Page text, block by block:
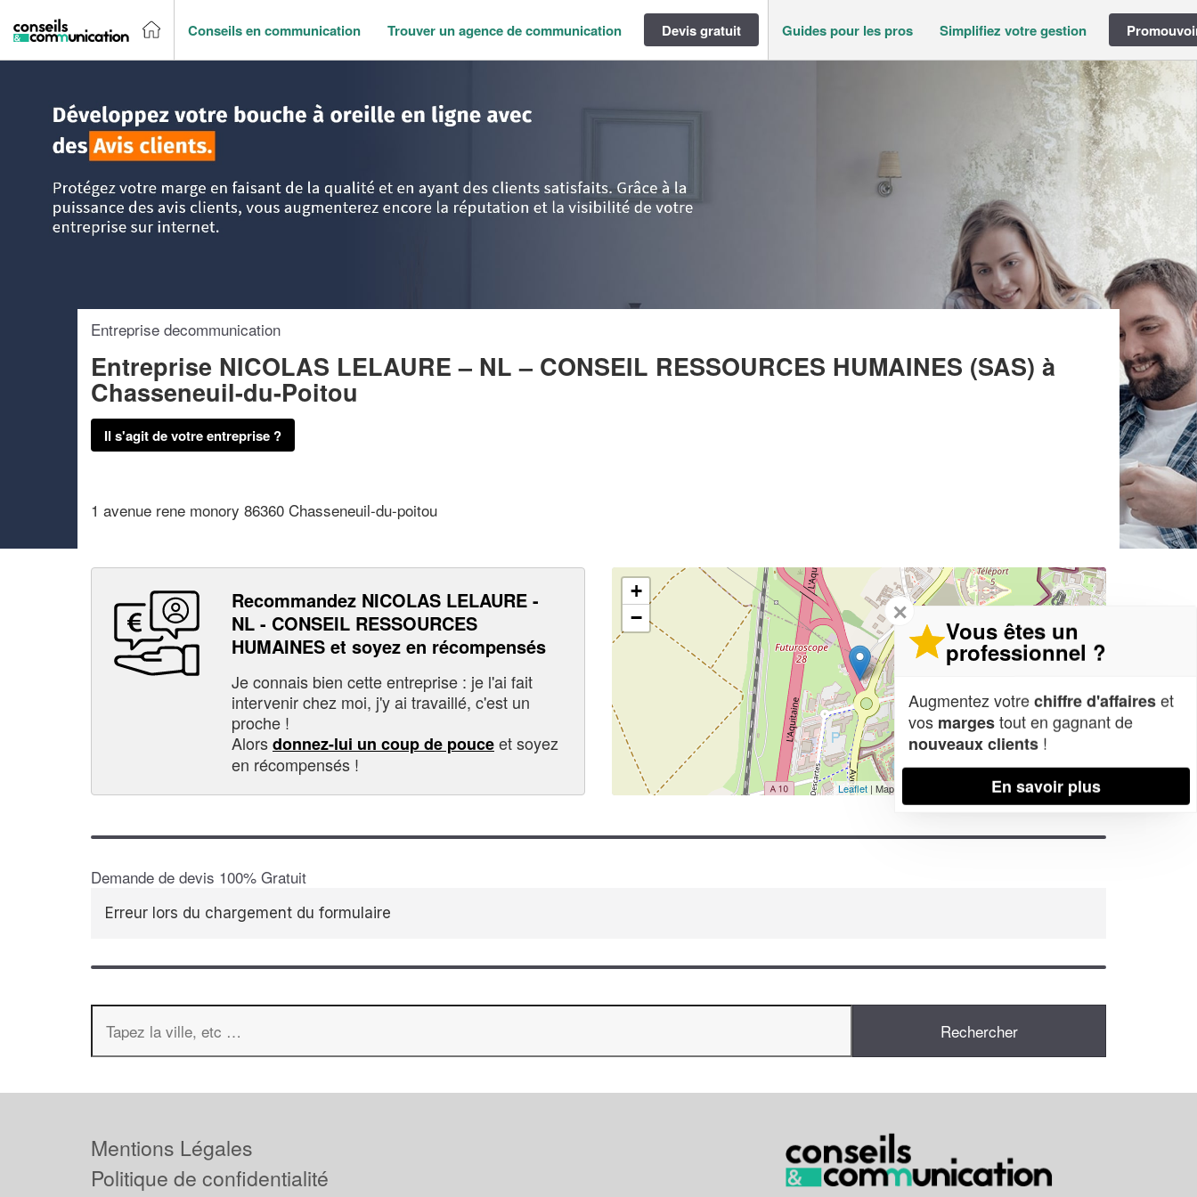
Conseils en communication Trouver un agence de communication Devis gratuit Guides pour les pros Simplifiez votre gestion
Entreprise NICOLAS LELAURE – NL – CONSEIL RESSOURCES HUMAINES (SAS)
Entreprise decommunication
Entreprise NICOLAS LELAURE – NL – CONSEIL RESSOURCES HUMAINES (SAS) à
Chasseneuil-du-Poitou
Il s'agit de votre entreprise ?
1 avenue rene monory 86360 Chasseneuil-du-poitou
Recommandez NICOLAS LELAURE -
NL - CONSEIL RESSOURCES
HUMAINES et soyez en récompensés
Je connais bien cette entreprise : je l'ai fait
intervenir chez moi, j'y ai travaillé, c'est un
proche !
Alorsdonnez-lui un coup de pouceet soyez
en récompensés !
+
−
Leaflet | Map data © OpenStreetMap contributors,CC-BY-SA
Demande de devis 100% Gratuit
Erreur lors du chargement du formulaire
✕
Vous êtes un
professionnel ?
Augmentez votrechiffre d'affaireset
vos margestout en gagnant de
nouveaux clients !
En savoir plus
Mentions Légales
Politique de confidentialité